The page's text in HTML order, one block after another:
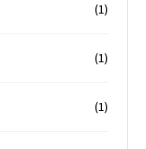
(1)
(1)
(1)